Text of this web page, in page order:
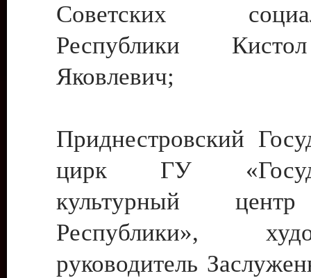
Советских
Республики
Яковлевич;
Приднестровский
цирк ГУ
культурный
Республики»,
руководитель